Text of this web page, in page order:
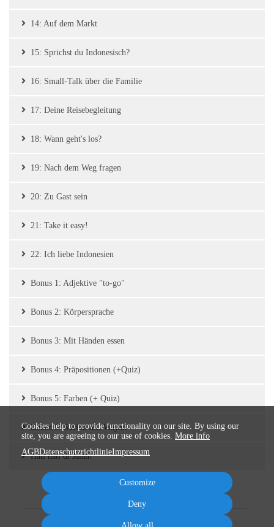
14: Auf dem Markt
15: Sprichst du Indonesisch?
16: Small-Talk über die Familie
17: Deine Reisebegleitung
18: Wann geht's los?
19: Nach dem Weg fragen
20: Zu Gast sein
21: Take it easy!
22: Ich liebe Indonesien
Bonus 1: Adjektive "to-go"
Bonus 2: Körpersprache
Bonus 3: Mit Händen essen
Bonus 4: Präpositionen (+Quiz)
Bonus 5: Farben (+ Quiz)
Bonus 6: Surfen mit Wayan
Hati hati di Jalan!
Cookies help to provide functionality on our site. By using our
site, you are agreeing to our use of cookies. More info
AGBDatenschutzrichtlinieImpressum
Customize
Deny